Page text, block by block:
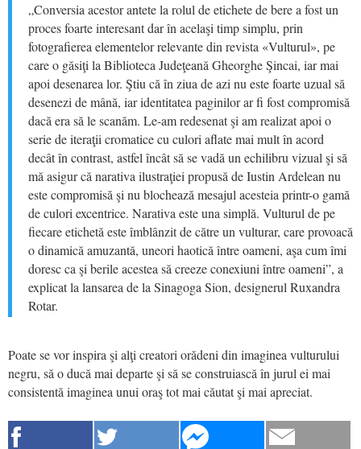
„Conversia acestor antete la rolul de etichete de bere a fost un
proces foarte interesant dar în acelaşi timp simplu, prin
fotografierea elementelor relevante din revista «Vulturul», pe
care o găsiţi la Biblioteca Judeţeană Gheorghe Şincai, iar mai
apoi desenarea lor. Ştiu că în ziua de azi nu este foarte uzual să
desenezi de mână, iar identitatea paginilor ar fi fost compromisă
dacă era să le scanăm. Le-am redesenat şi am realizat apoi o
serie de iteraţii cromatice cu culori aflate mai mult în acord
decât în contrast, astfel încât să se vadă un echilibru vizual şi să
mă asigur că narativa ilustraţiei propusă de Iustin Ardelean nu
este compromisă şi nu blochează mesajul acesteia printr-o gamă
de culori excentrice. Narativa este una simplă. Vulturul de pe
fiecare etichetă este îmblânzit de către un vulturar, care provoacă
o dinamică amuzantă, uneori haotică între oameni, aşa cum îmi
doresc ca şi berile acestea să creeze conexiuni între oameni”, a
explicat la lansarea de la Sinagoga Sion, designerul Ruxandra
Rotar.
Poate se vor inspira şi alţi creatori orădeni din imaginea vulturului
negru, să o ducă mai departe şi să se construiască în jurul ei mai
consistentă imaginea unui oraş tot mai căutat şi mai apreciat.